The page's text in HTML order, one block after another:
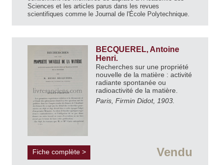
Sciences et les articles parus dans les revues
scientifiques comme le Journal de l'École Polytechnique.
BECQUEREL, Antoine
Henri.
Recherches sur une propriété
nouvelle de la matière : activité
radiante spontanée ou
radioactivité de la matière.
Paris, Firmin Didot, 1903.
Fiche complète > Vendu